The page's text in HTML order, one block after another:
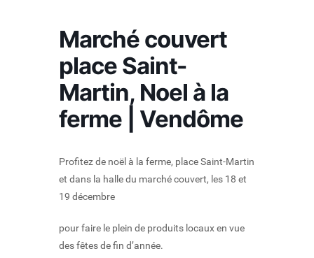
Marché couvert
place Saint-
Martin, Noel à la
ferme | Vendôme
Profitez de noël à la ferme, place Saint-Martin
et dans la halle du marché couvert, les 18 et
19 décembre
pour faire le plein de produits locaux en vue
des fêtes de fin d’année.